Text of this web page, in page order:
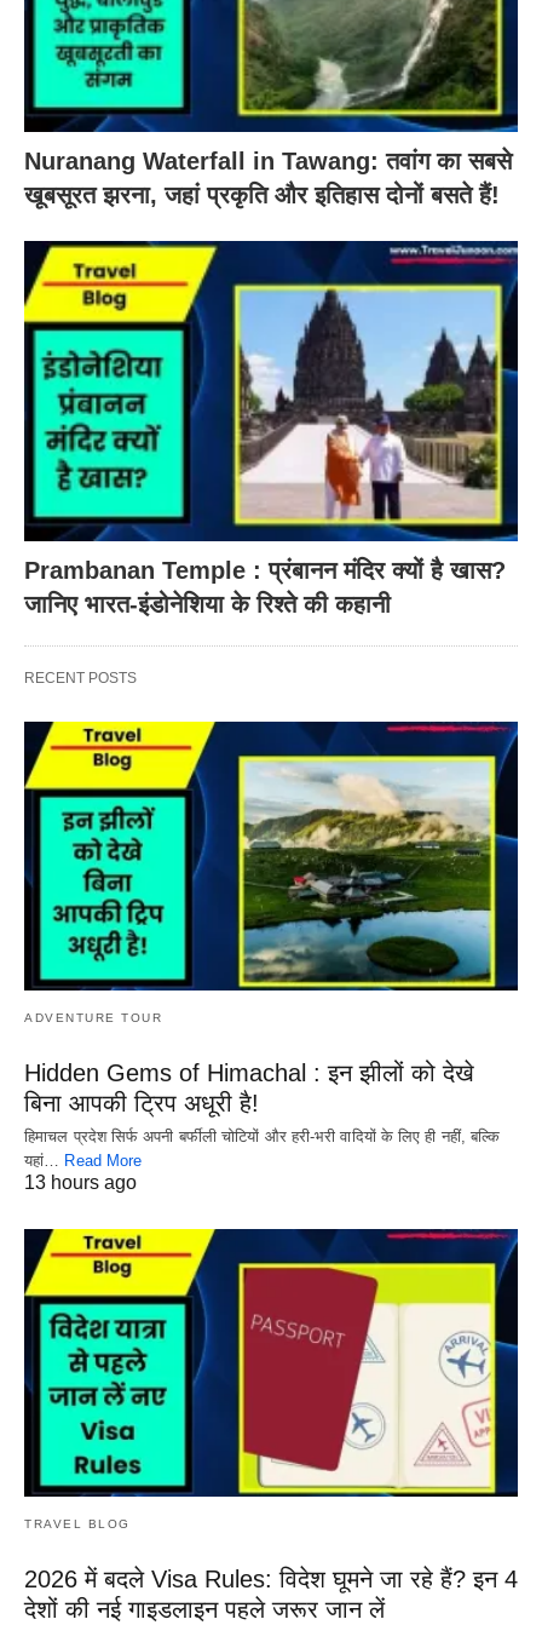
Nuranang Waterfall in Tawang: तवांग का सबसे
खूबसूरत झरना, जहां प्रकृति और इतिहास दोनों बसते हैं!
Prambanan Temple : प्रंबानन मंदिर क्यों है खास?
जानिए भारत-इंडोनेशिया के रिश्ते की कहानी
RECENT POSTS
ADVENTURE TOUR
Hidden Gems of Himachal : इन झीलों को देखे
बिना आपकी ट्रिप अधूरी है!
हिमाचल प्रदेश सिर्फ अपनी बर्फीली चोटियों और हरी-भरी वादियों के लिए ही नहीं, बल्कि
यहां…
Read More
13 hours ago
TRAVEL BLOG
2026 में बदले Visa Rules: विदेश घूमने जा रहे हैं? इन 4
देशों की नई गाइडलाइन पहले जरूर जान लें